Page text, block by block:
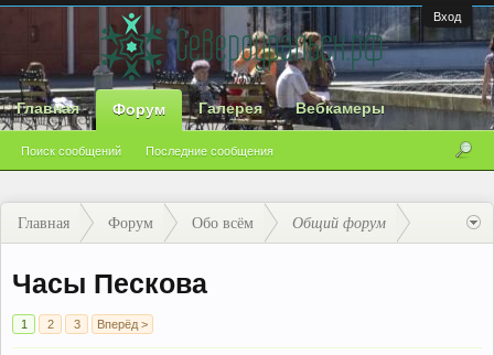
Вход
Главная Форум
Поиск сообщений Последние сообщения
Галерея Вебкамеры
Главная Форум Обо всём Общий форум
Часы Пескова
1 2 3 Вперёд >